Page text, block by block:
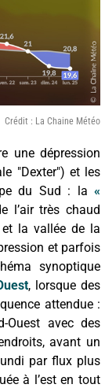
Crédit : La Chaine Météo
une dépression
"Dexter") et les
du Sud : la «
l’air très chaud
et la vallée de la
et parfois
synoptique
, lorsque des
attendue :
avec des
avant un
par flux plus
à l’est en tout